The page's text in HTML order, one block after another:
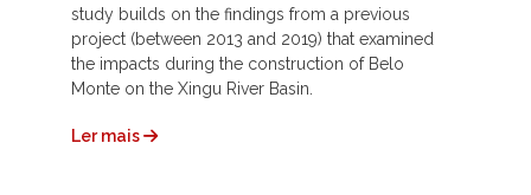
study builds on the findings from a previous
project (between 2013 and 2019) that examined
the impacts during the construction of Belo
Monte on the Xingu River Basin.
Ler mais